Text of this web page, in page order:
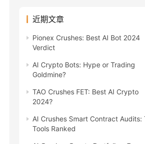
近期文章
Pionex Crushes: Best AI Bot 2024
Verdict
AI Crypto Bots: Hype or Trading
Goldmine?
TAO Crushes FET: Best AI Crypto
2024?
AI Crushes Smart Contract Audits:
Tools Ranked